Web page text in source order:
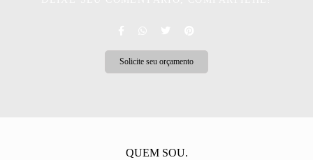
Solicite seu orçamento
QUEM SOU.